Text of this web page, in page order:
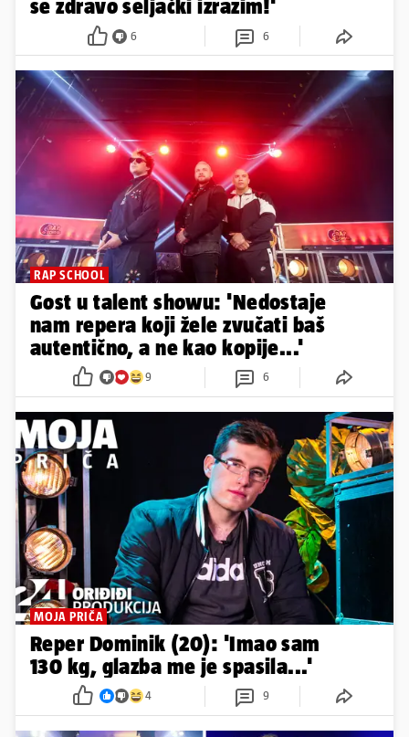
se zdravo seljački izrazim!'
6 6
RAP SCHOOL
Gost u talent showu: 'Nedostaje
nam repera koji žele zvučati baš
autentično, a ne kao kopije...'
9 6
MOJA PRIČA
Reper Dominik (20): 'Imao sam
130 kg, glazba me je spasila...'
4 9